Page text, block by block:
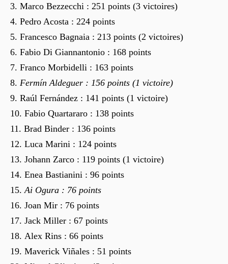
Marco Bezzecchi : 251 points (3 victoires)
Pedro Acosta : 224 points
Francesco Bagnaia : 213 points (2 victoires)
Fabio Di Giannantonio : 168 points
Franco Morbidelli : 163 points
Fermín Aldeguer : 156 points (1 victoire)
Raúl Fernández : 141 points (1 victoire)
Fabio Quartararo : 138 points
Brad Binder : 136 points
Luca Marini : 124 points
Johann Zarco : 119 points (1 victoire)
Enea Bastianini : 96 points
Ai Ogura : 76 points
Joan Mir : 76 points
Jack Miller : 67 points
Alex Rins : 66 points
Maverick Viñales : 51 points